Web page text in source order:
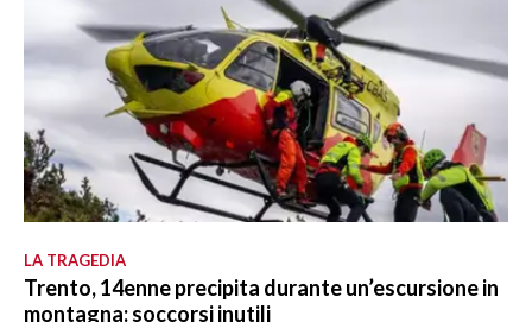
LA TRAGEDIA
Trento, 14enne precipita durante un’escursione in
montagna: soccorsi inutili